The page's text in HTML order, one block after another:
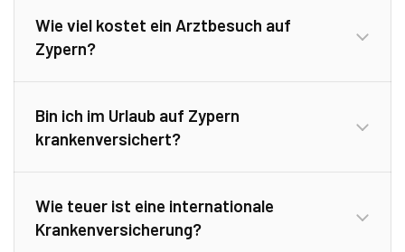
privaten Krankenversicherung
Wie viel kostet ein Arztbesuch auf
Zypern?
Bin ich im Urlaub auf Zypern
krankenversichert?
Wie teuer ist eine internationale
Krankenversicherung?